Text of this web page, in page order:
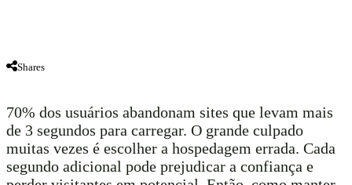
Shares
70% dos usuários abandonam sites que levam mais
de 3 segundos para carregar. O grande culpado
muitas vezes é escolher a hospedagem errada. Cada
segundo adicional pode prejudicar a confiança e